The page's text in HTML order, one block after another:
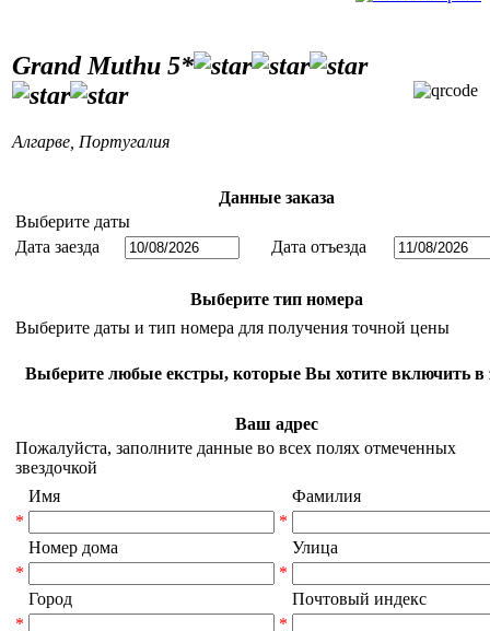
Grand Muthu 5*
Алгарве Португалия
Данные заказа
Выберите даты
Дата заезда
Дата отъезда
Выберите тип номера
Выберите даты и тип номера для получения точной цены
Выберите любые екстры, которые Вы хотите включить в
Ваш адрес
Пожалуйста, заполните данные во всех полях отмеченных
звездочкой
Имя
Фамилия
*
*
Номер дома
Улица
*
*
Город
Почтовый индекс
*
*